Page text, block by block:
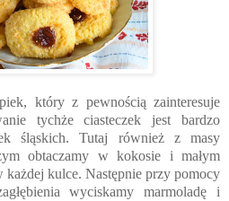
który z pewnością zainteresuje
tychże ciasteczek jest bardzo
śląskich. Tutaj również z masy
obtaczamy w kokosie i małym
kulce. Następnie przy pomocy
wyciskamy marmoladę i